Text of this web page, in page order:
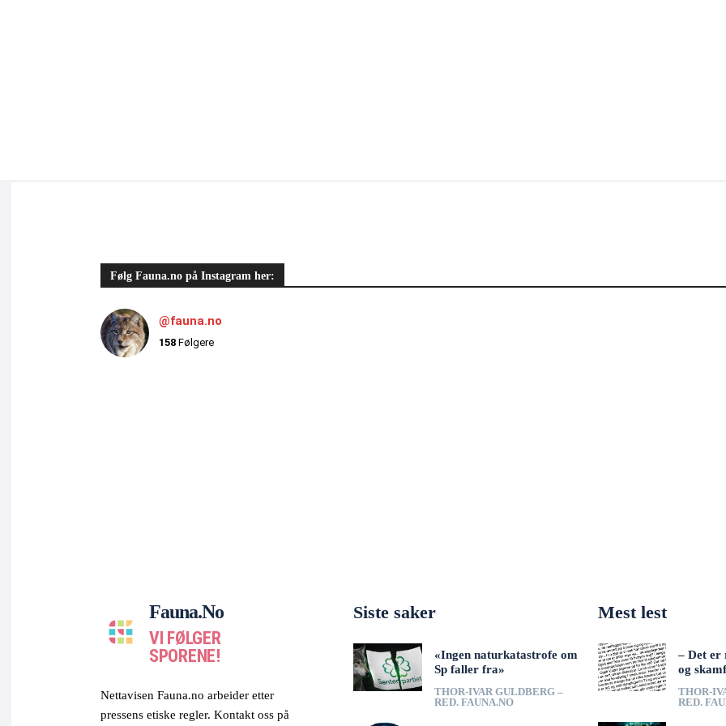
Følg Fauna.no på Instagram her:
@fauna.no
158 Følgere
Fauna.no
VI FØLGER
SPORENE!
Nettavisen Fauna.no arbeider etter
pressens etiske regler. Kontakt oss på
Siste saker
«Ingen naturkatastrofe om
Sp faller fra»
THOR-IVAR GULDBERG –
RED. FAUNA.NO
Mest lest
– Det er
og
THOR-
RED.